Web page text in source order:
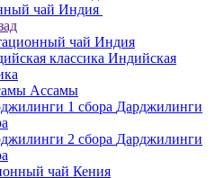
чай Индия
чай Индия
Индийская
Ассамы
Дарджилинги
Дарджилинги